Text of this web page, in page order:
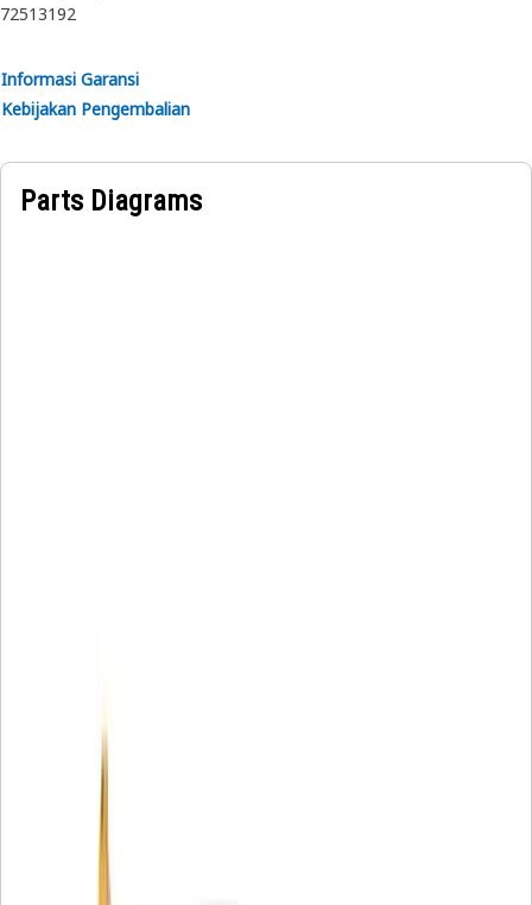
72513192
Informasi Garansi
Kebijakan Pengembalian
Parts Diagrams